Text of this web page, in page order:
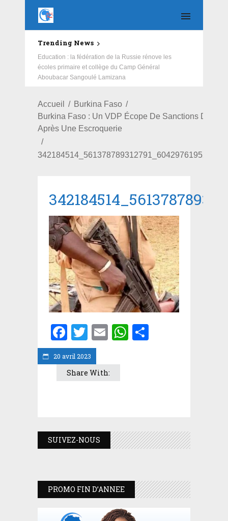
Trending News
Salubrité: African Initiative et ses partenaires redonnent
un nouveau visage au CSPS de Cissin 17
Accueil
Burkina Faso
Burkina Faso : Un VDP Écope De Sanctions
Après Une Escroquerie
20 avril 2023
Facebook
Twitter
EmailWhatsApp
Share With:
SUIVEZ-NOUS
PROMO FIN D’ANNEE